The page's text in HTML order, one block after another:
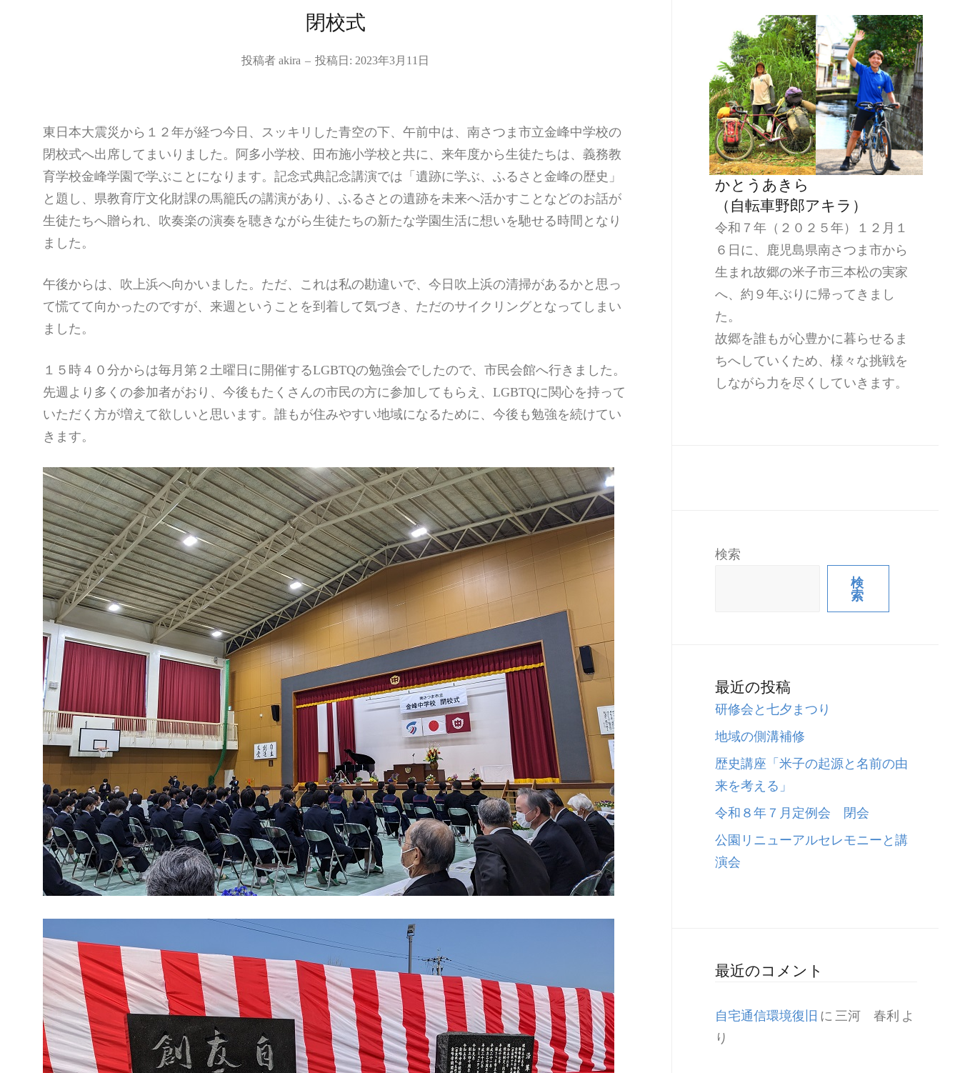
閉校式
投稿者akira – 投稿日: 2023年3月11日
東日本大震災から１２年が経つ今日、スッキリした青空の下、午前中は、南さつま市立金峰中学校の
閉校式へ出席してまいりました。阿多小学校、田布施小学校と共に、来年度から生徒たちは、義務教
育学校金峰学園で学ぶことになります。記念式典記念講演では「遺跡に学ぶ、ふるさと金峰の歴史」
と題し、県教育庁文化財課の馬籠氏の講演があり、ふるさとの遺跡を未来へ活かすことなどのお話が
生徒たちへ贈られ、吹奏楽の演奏を聴きながら生徒たちの新たな学園生活に想いを馳せる時間となり
ました。
午後からは、吹上浜へ向かいました。ただ、これは私の勘違いで、今日吹上浜の清掃があるかと思っ
て慌てて向かったのですが、来週ということを到着して気づき、ただのサイクリングとなってしまい
ました。
１５時４０分からは毎月第２土曜日に開催するLGBTQの勉強会でしたので、市民会館へ行きました。
先週より多くの参加者がおり、今後もたくさんの市民の方に参加してもらえ、LGBTQに関心を持って
いただく方が増えて欲しいと思います。誰もが住みやすい地域になるために、今後も勉強を続けてい
きます。
かとうあきら
（自転車野郎アキラ）
令和７年（２０２５年）１２月１
６日に、鹿児島県南さつま市から
生まれ故郷の米子市三本松の実家
へ、約９年ぶりに帰ってきまし
た。
故郷を誰もが心豊かに暮らせるま
ちへしていくため、様々な挑戦を
しながら力を尽くしていきます。
検索
検
索
最近の投稿
研修会と七夕まつり
地域の側溝補修
歴史講座「米子の起源と名前の由
来を考える」
令和８年７月定例会 閉会
公園リニューアルセレモニーと講
演会
最近のコメント
自宅通信環境復旧 に 三河 春利 よ
り